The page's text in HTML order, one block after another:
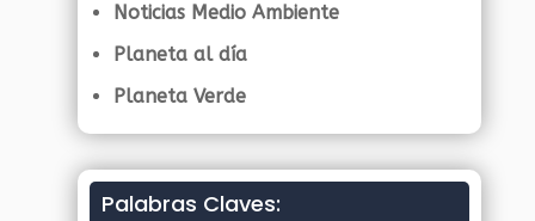
Noticias Medio Ambiente
Planeta al día
Planeta Verde
Palabras Claves: